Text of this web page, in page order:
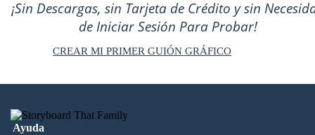
¡Sin Descargas, sin Tarjeta de Crédito y sin
de Iniciar Sesión Para Probar!
CREAR MI PRIMER GUIÓN GRÁFICO
Ayuda